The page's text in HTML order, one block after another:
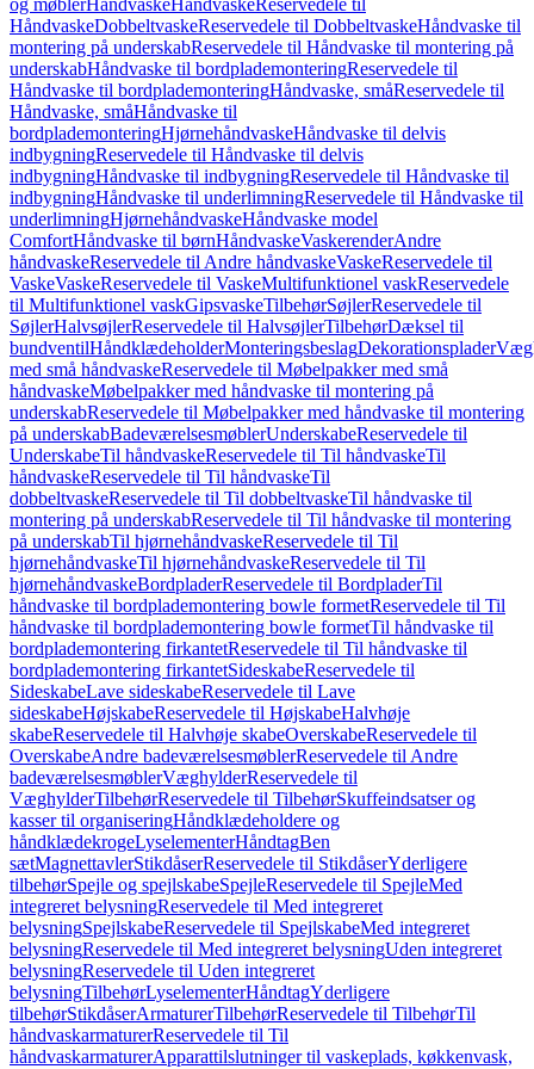
og møblerHåndvaskeHåndvaskeReservedele til
HåndvaskeDobbeltvaskeReservedele til DobbeltvaskeHåndvaske til
montering på underskabReservedele til Håndvaske til montering på
underskabHåndvaske til bordplademonteringReservedele til
Håndvaske til bordplademonteringHåndvaske, småReservedele til
Håndvaske, småHåndvaske til
bordplademonteringHjørnehåndvaskeHåndvaske til delvis
indbygningReservedele til Håndvaske til delvis
indbygningHåndvaske til indbygningReservedele til Håndvaske til
indbygningHåndvaske til underlimningReservedele til Håndvaske til
underlimningHjørnehåndvaskeHåndvaske model
ComfortHåndvaske til børnHåndvaskeVaskerenderAndre
håndvaskeReservedele til Andre håndvaskeVaskeReservedele til
VaskeVaskeReservedele til VaskeMultifunktionel vaskReservedele
til Multifunktionel vaskGipsvaskeTilbehørSøjlerReservedele til
SøjlerHalvsøjlerReservedele til HalvsøjlerTilbehørDæksel til
bundventilHåndklædeholderMonteringsbeslagDekorationsplader
med små håndvaskeReservedele til Møbelpakker med små
håndvaskeMøbelpakker med håndvaske til montering på
underskabReservedele til Møbelpakker med håndvaske til montering
på underskabBadeværelsesmøblerUnderskabeReservedele til
UnderskabeTil håndvaskeReservedele til Til håndvaskeTil
håndvaskeReservedele til Til håndvaskeTil
dobbeltvaskeReservedele til Til dobbeltvaskeTil håndvaske til
montering på underskabReservedele til Til håndvaske til montering
på underskabTil hjørnehåndvaskeReservedele til Til
hjørnehåndvaskeTil hjørnehåndvaskeReservedele til Til
hjørnehåndvaskeBordpladerReservedele til BordpladerTil
håndvaske til bordplademontering bowle formetReservedele til Til
håndvaske til bordplademontering bowle formetTil håndvaske til
bordplademontering firkantetReservedele til Til håndvaske til
bordplademontering firkantetSideskabeReservedele til
SideskabeLave sideskabeReservedele til Lave
sideskabeHøjskabeReservedele til HøjskabeHalvhøje
skabeReservedele til Halvhøje skabeOverskabeReservedele til
OverskabeAndre badeværelsesmøblerReservedele til Andre
badeværelsesmøblerVæghylderReservedele til
VæghylderTilbehørReservedele til TilbehørSkuffeindsatser og
kasser til organiseringHåndklædeholdere og
håndklædekrogeLyselementerHåndtagBen
sætMagnettavlerStikdåserReservedele til StikdåserYderligere
tilbehørSpejle og spejlskabeSpejleReservedele til SpejleMed
integreret belysningReservedele til Med integreret
belysningSpejlskabeReservedele til SpejlskabeMed integreret
belysningReservedele til Med integreret belysningUden integreret
belysningReservedele til Uden integreret
belysningTilbehørLyselementerHåndtagYderligere
tilbehørStikdåserArmaturerTilbehørReservedele til TilbehørTil
håndvaskarmaturerReservedele til Til
håndvaskarmaturerApparattilslutninger til vaskeplads, køkkenvask,